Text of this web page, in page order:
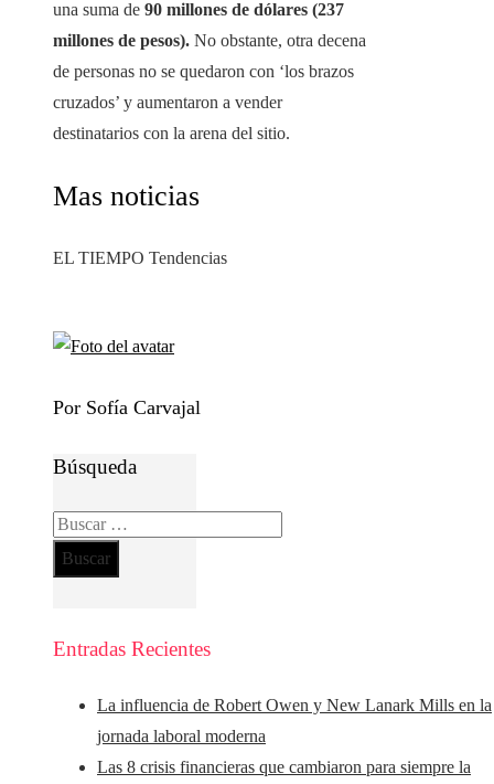
una suma de 90 millones de dólares (237
millones de pesos). No obstante, otra decena
de personas no se quedaron con ‘los brazos
cruzados’ y aumentaron a vender
destinatarios con la arena del sitio.
Mas noticias
EL TIEMPO Tendencias
Por Sofía Carvajal
Búsqueda
Buscar:
Entradas Recientes
La influencia de Robert Owen y New Lanark Mills en la
jornada laboral moderna
Las 8 crisis financieras que cambiaron para siempre la